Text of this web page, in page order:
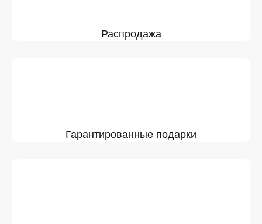
Распродажа
Гарантированные подарки